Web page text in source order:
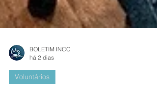
BOLETIM INCC
há 2 dias